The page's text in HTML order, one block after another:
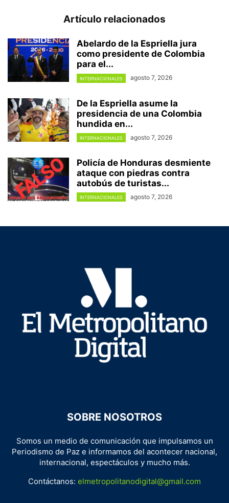
Artículo relacionados
Abelardo de la Espriella jura
como presidente de Colombia
para el...
INTERNACIONALES agosto 7, 2026
De la Espriella asume la
presidencia de una Colombia
hundida en...
INTERNACIONALES agosto 7, 2026
Policía de Honduras desmiente
ataque con piedras contra
autobús de turistas...
INTERNACIONALES agosto 7, 2026
SOBRE NOSOTROS
Somos un medio de comunicación que impulsamos un
Periodismo de Paz e informamos del acontecer nacional,
internacional, espectáculos y mucho más.
Contáctanos: elmetropolitanodigital@gmail.com